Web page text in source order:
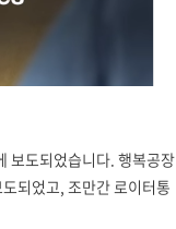
보도되었습니다. 행복공장
되었고, 조만간 로이터통